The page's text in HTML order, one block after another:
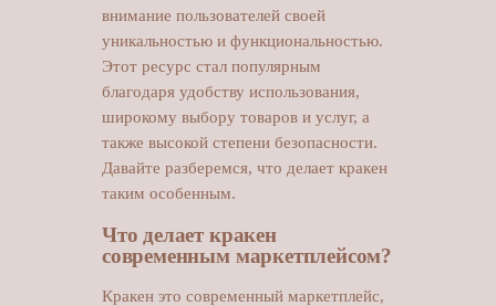
внимание пользователей своей
уникальностью и функциональностью.
Этот ресурс стал популярным
благодаря удобству использования,
широкому выбору товаров и услуг, а
также высокой степени безопасности.
Давайте разберемся, что делает кракен
таким особенным.
Что делает кракен
современным маркетплейсом?
Кракен это современный маркетплейс,